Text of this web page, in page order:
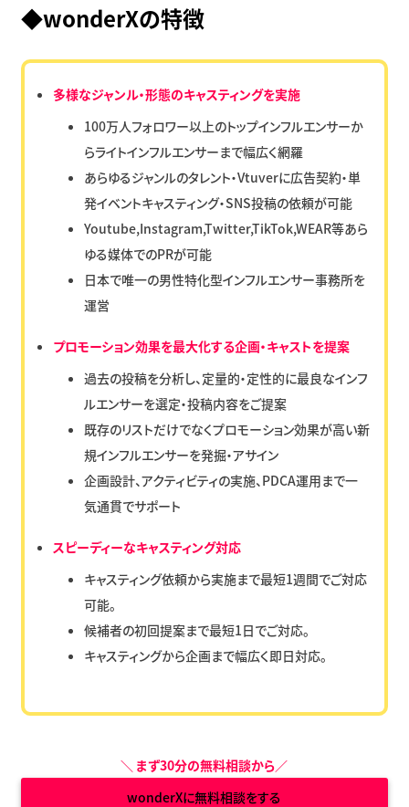
◆wonderXの特徴
多様なジャンル・形態のキャスティングを実施
100万人フォロワー以上のトップインフルエンサーか
らライトインフルエンサーまで幅広く網羅
あらゆるジャンルのタレント・Vtuverに広告契約・単
発イベントキャスティング・SNS投稿の依頼が可能
Youtube,Instagram,Twitter,TikTok,WEAR等あら
ゆる媒体でのPRが可能
日本で唯一の男性特化型インフルエンサー事務所を
運営
プロモーション効果を最大化する企画・キャストを提案
過去の投稿を分析し、定量的・定性的に最良なインフ
ルエンサーを選定・投稿内容をご提案
既存のリストだけでなくプロモーション効果が高い新
規インフルエンサーを発掘・アサイン
企画設計、アクティビティの実施、PDCA運用まで一
気通貫でサポート
スピーディーなキャスティング対応
キャスティング依頼から実施まで最短1週間でご対応
可能。
候補者の初回提案まで最短1日でご対応。
キャスティングから企画まで幅広く即日対応。
＼ まず30分の無料相談から／
wonderXに無料相談をする